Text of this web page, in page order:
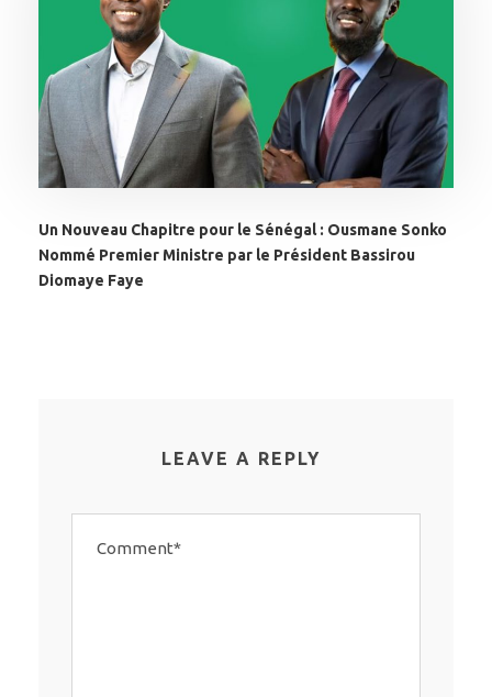
Un Nouveau Chapitre pour le Sénégal : Ousmane Sonko
Nommé Premier Ministre par le Président Bassirou
Diomaye Faye
LEAVE A REPLY